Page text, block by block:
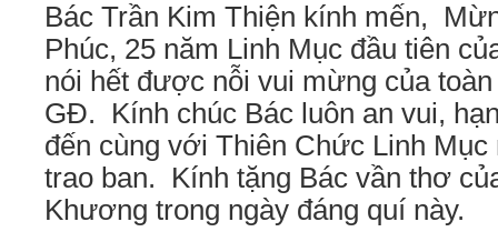
Bác Trần Kim Thiện kính mến,
Phúc, 25 năm Linh Mục đầu tiên
nói hết được nỗi vui mừng của
GĐ. Kính chúc Bác luôn an vui,
đến cùng với Thiên Chức Linh Mục
trao ban. Kính tặng Bác vần thơ
Khương trong ngày đáng quí này.